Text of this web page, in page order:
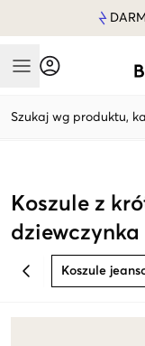
Mobile Menu
Szukaj wg produktu,
Koszule z
dziewczynka
BACK Koszule